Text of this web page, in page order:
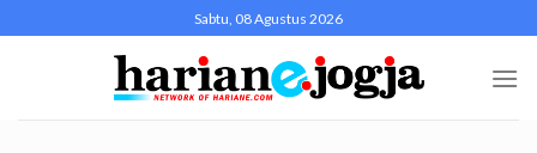
to
Sabtu, 08 Agustus 2026